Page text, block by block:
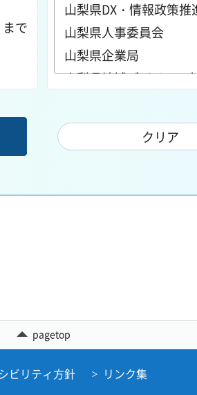
まで
pagetop
ビリティ方針 リンク集